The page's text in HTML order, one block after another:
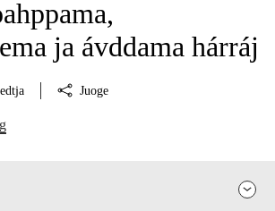
ja ávddama hárráj
Juoge